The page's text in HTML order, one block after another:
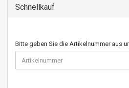
Schnellkauf
Bitte geben Sie die Artikelnummer aus